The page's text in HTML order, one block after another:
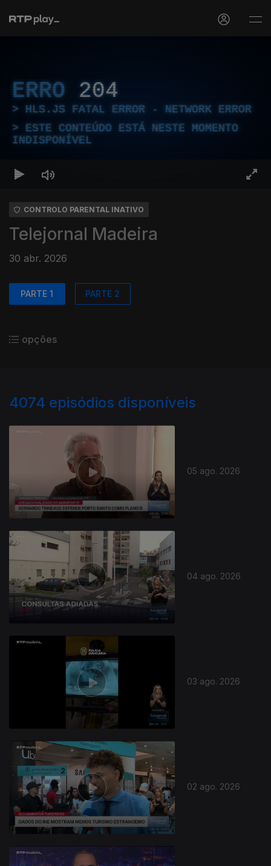
ERRO 204
HLS.JS FATAL ERROR - NETWORK ERROR
ESTE CONTEÚDO ESTÁ NESTE MOMENTO
INDISPONÍVEL
CONTROLO PARENTAL INATIVO
Telejornal Madeira
30 abr. 2026
PARTE 1 PARTE 2
opções
4074 episódios disponíveis
05 ago. 2026
04 ago. 2026
03 ago. 2026
02 ago. 2026